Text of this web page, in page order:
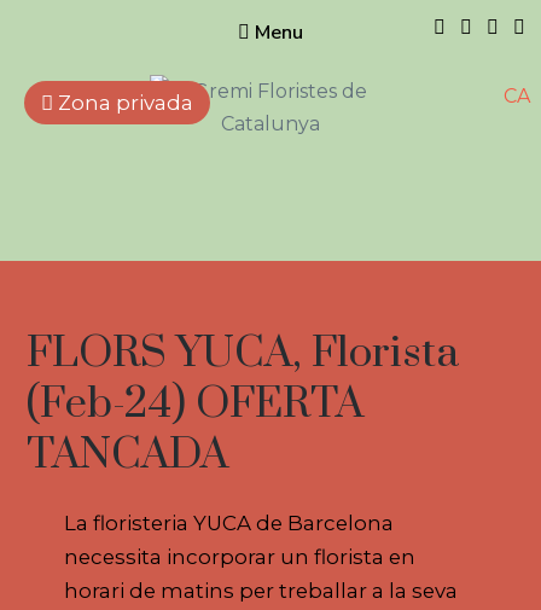
Menu
Empreses que treballen
complementaris i afins.
CA
Zona privada
FLORS YUCA, Florista
(Feb-24) OFERTA
TANCADA
La floristeria YUCA de Barcelona
necessita incorporar un florista en
horari de matins per treballar a la seva